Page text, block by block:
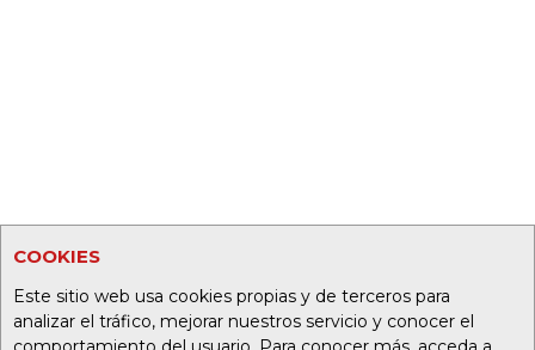
COOKIES
Este sitio web usa cookies propias y de terceros para
analizar el tráfico, mejorar nuestros servicio y conocer el